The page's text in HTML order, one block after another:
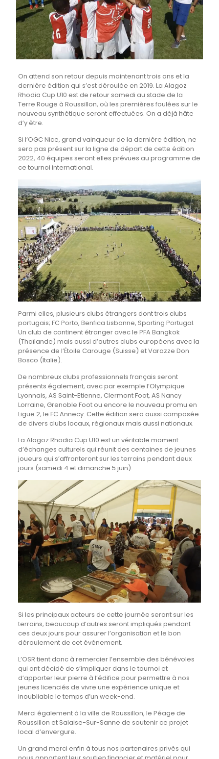
On attend son retour depuis maintenant trois ans et la
dernière édition qui s’est déroulée en 2019. La Alagoz
Rhodia Cup U10 est de retour samedi au stade de la
Terre Rouge à Roussillon, où les premières foulées sur le
nouveau synthétique seront effectuées. On a déjà hâte
d’y être.
Si l’OGC Nice, grand vainqueur de la dernière édition, ne
sera pas présent sur la ligne de départ de cette édition
2022, 40 équipes seront elles prévues au programme de
ce tournoi international.
Parmi elles, plusieurs clubs étrangers dont trois clubs
portugais; FC Porto, Benfica Lisbonne, Sporting Portugal.
Un club de continent étranger avec le PFA Bangkok
(Thaïlande) mais aussi d’autres clubs européens avec la
présence de l’Étoile Carouge (Suisse) et Varazze Don
Bosco (Italie).
De nombreux clubs professionnels français seront
présents également, avec par exemple l’Olympique
Lyonnais, AS Saint-Etienne, Clermont Foot, AS Nancy
Lorraine, Grenoble Foot ou encore le nouveau promu en
Ligue 2, le FC Annecy. Cette édition sera aussi composée
de divers clubs locaux, régionaux mais aussi nationaux.
La Alagoz Rhodia Cup U10 est un véritable moment
d’échanges culturels qui réunit des centaines de jeunes
joueurs qui s’affronteront sur les terrains pendant deux
jours (samedi 4 et dimanche 5 juin).
Si les principaux acteurs de cette journée seront sur les
terrains, beaucoup d’autres seront impliqués pendant
ces deux jours pour assurer l’organisation et le bon
déroulement de cet évènement.
L’OSR tient donc à remercier l’ensemble des bénévoles
qui ont décidé de s’impliquer dans le tournoi et
d’apporter leur pierre à l’édifice pour permettre à nos
jeunes licenciés de vivre une expérience unique et
inoubliable le temps d’un week-end.
Merci également à la ville de Roussillon, le Péage de
Roussillon et Salaise-Sur-Sanne de soutenir ce projet
local d’envergure.
Un grand merci enfin à tous nos partenaires privés qui